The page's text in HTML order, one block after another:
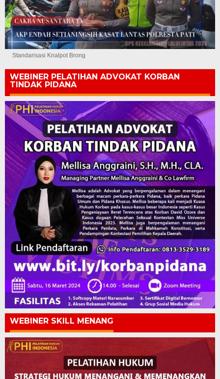
Standarisasi Knalpot Brong
WEBINER PELATIHAN ADVOKAT KORBAN
TINDAK PIDANA
WEBINER SKILL MENANG